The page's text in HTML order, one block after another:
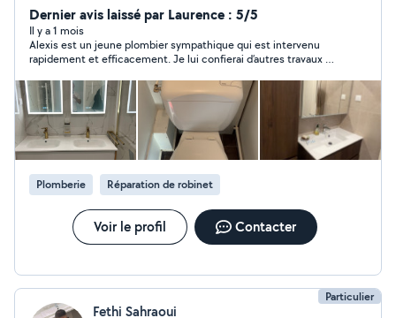
Dernier avis laissé par Laurence : 5/5
Il y a 1 mois
Alexis est un jeune plombier sympathique qui est intervenu
rapidement et efficacement. Je lui confierai d’autres travaux en
Plomberie Réparation de robinet
Voir le profil Contacter
Particulier
Fethi Sahraoui